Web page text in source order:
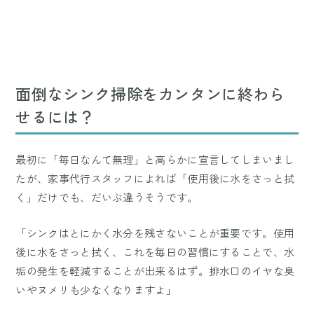
面倒なシンク掃除をカンタンに終わら
せるには？
最初に「毎日なんて無理」と高らかに宣言してしまいまし
たが、家事代行スタッフによれば「使用後に水をさっと拭
く」だけでも、だいぶ違うそうです。
「シンクはとにかく水分を残さないことが重要です。使用
後に水をさっと拭く、これを毎日の習慣にすることで、水
垢の発生を軽減することが出来るはず。排水口のイヤな臭
いやヌメリも少なくなりますよ」